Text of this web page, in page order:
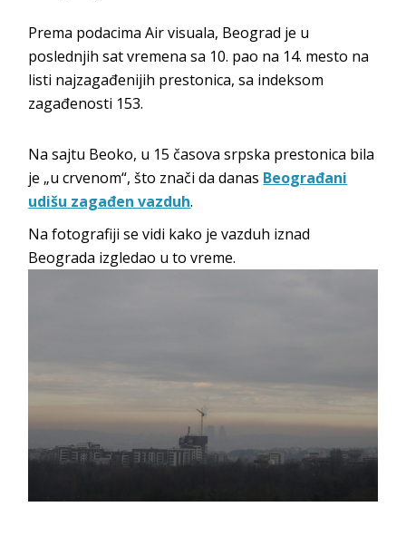
Prema podacima Air visuala, Beograd je u
poslednjih sat vremena sa 10. pao na 14. mesto na
listi najzagađenijih prestonica, sa indeksom
zagađenosti 153.
Na sajtu Beoko, u 15 časova srpska prestonica bila
je „u crvenom“, što znači da danas Beograđani
udišu zagađen vazduh.
Na fotografiji se vidi kako je vazduh iznad
Beograda izgledao u to vreme.